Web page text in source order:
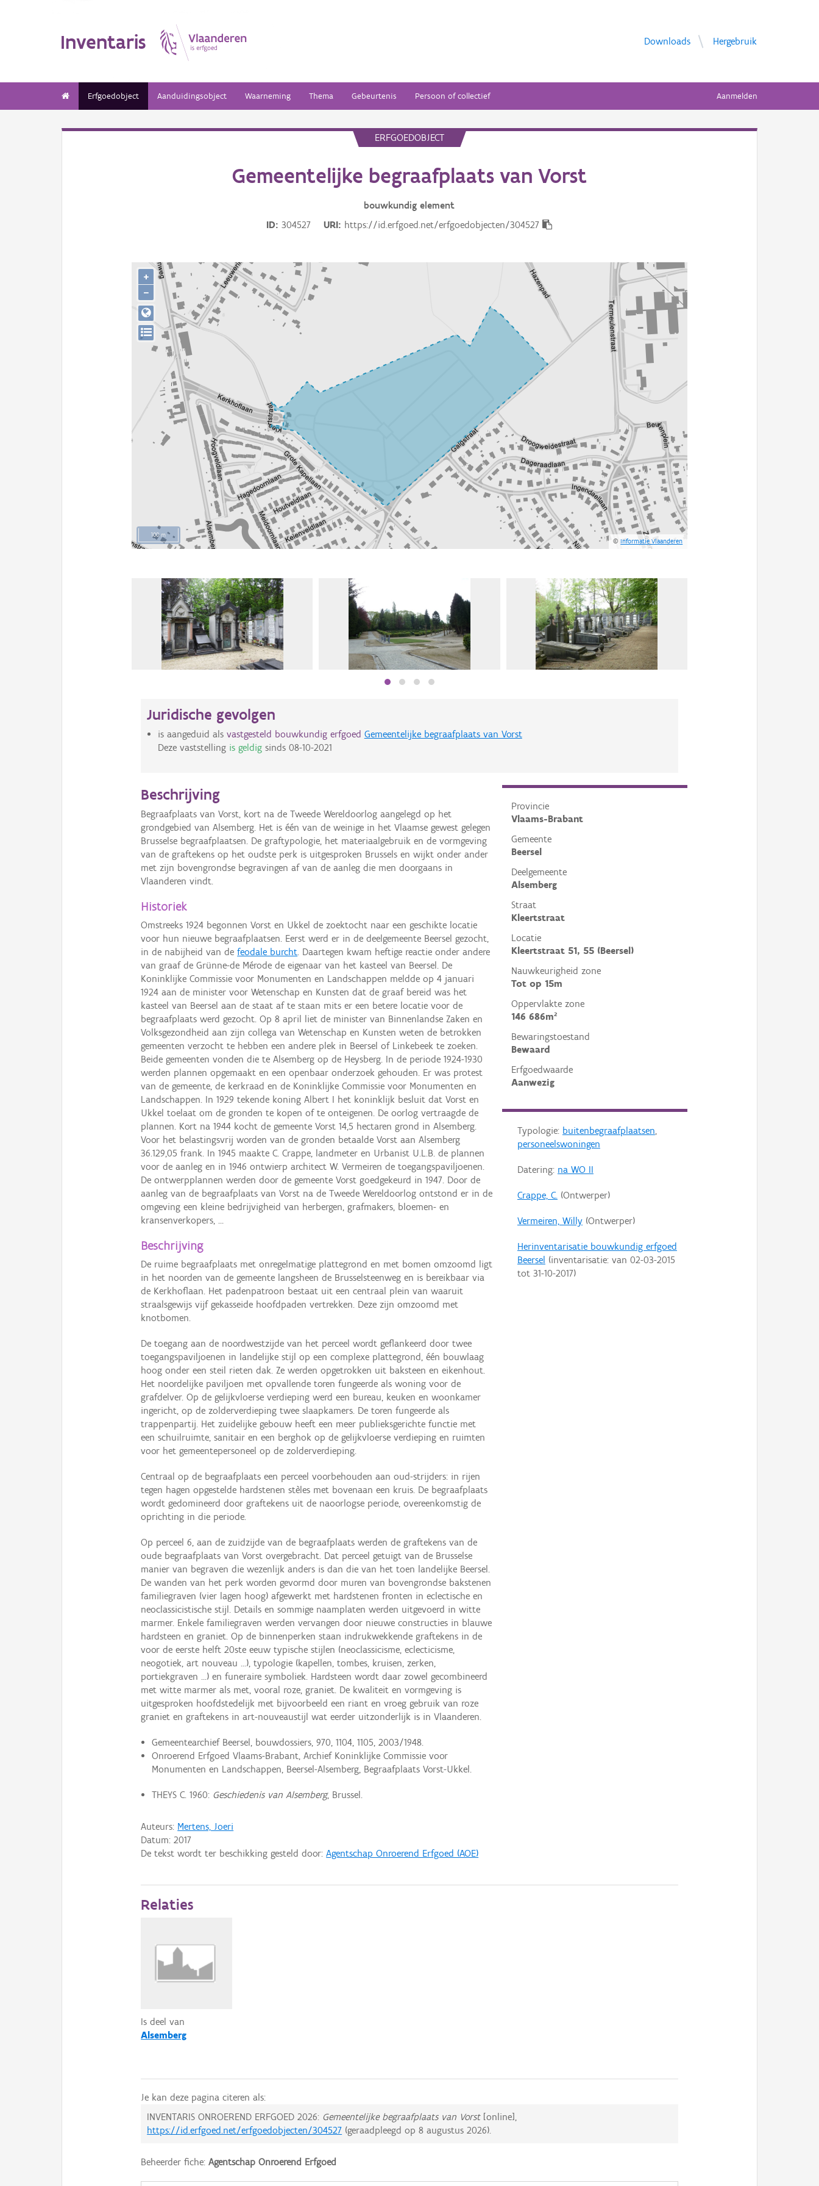
Inventaris Downloads Hergebruik
Erfgoedobject Aanduidingsobject Waarneming Thema Gebeurtenis Persoon of collectief Aanmelden
ERFGOEDOBJECT
Gemeentelijke begraafplaats van Vorst
bouwkundig element
ID
304527 URI https://id.erfgoed.net/erfgoedobjecten/304527
100 m
©Informatie Vlaanderen
+
−
Juridische gevolgen
is aangeduid als vastgesteld bouwkundig erfgoed Gemeentelijke begraafplaats van Vorst
Deze vaststelling is geldigsinds 08-10-2021
Provincie
Vlaams-Brabant
Gemeente
Beersel
Deelgemeente
Alsemberg
Straat
Kleertstraat
Locatie
Kleertstraat 51, 55 (Beersel)
Nauwkeurigheid zone
Tot op 15m
Oppervlakte zone
146 686m²
Bewaringstoestand
Bewaard
Erfgoedwaarde
Aanwezig
Typologie: buitenbegraafplaatsen,
personeelswoningen
Datering: na WO II
Crappe, C.(Ontwerper)
Vermeiren, Willy(Ontwerper)
Herinventarisatie bouwkundig erfgoed
Beersel (inventarisatie: van 02-03-2015
tot 31-10-2017)
Beschrijving
Begraafplaats van Vorst, kort na de Tweede Wereldoorlog aangelegd op het
grondgebied van Alsemberg. Het is één van de weinige in het Vlaamse gewest gelegen
Brusselse begraafplaatsen. De graftypologie, het materiaalgebruik en de vormgeving
van de graftekens op het oudste perk is uitgesproken Brussels en wijkt onder ander
met zijn bovengrondse begravingen af van de aanleg die men doorgaans in
Vlaanderen vindt.
Historiek
Omstreeks 1924 begonnen Vorst en Ukkel de zoektocht naar een geschikte locatie
voor hun nieuwe begraafplaatsen. Eerst werd er in de deelgemeente Beersel gezocht,
in de nabijheid van defeodale burcht. Daartegen kwam heftige reactie onder andere
van graaf de Grünne-de Mérode de eigenaar van het kasteel van Beersel. De
Koninklijke Commissie voor Monumenten en Landschappen meldde op 4 januari
1924 aan de minister voor Wetenschap en Kunsten dat de graaf bereid was het
kasteel van Beersel aan de staat af te staan mits er een betere locatie voor de
begraafplaats werd gezocht. Op 8 april liet de minister van Binnenlandse Zaken en
Volksgezondheid aan zijn collega van Wetenschap en Kunsten weten de betrokken
gemeenten verzocht te hebben een andere plek in Beersel of Linkebeek te zoeken.
Beide gemeenten vonden die te Alsemberg op de Heysberg. In de periode 1924-1930
werden plannen opgemaakt en een openbaar onderzoek gehouden. Er was protest
van de gemeente, de kerkraad en de Koninklijke Commissie voor Monumenten en
Landschappen. In 1929 tekende koning Albert I het koninklijk besluit dat Vorst en
Ukkel toelaat om de gronden te kopen of te onteigenen. De oorlog vertraagde de
plannen. Kort na 1944 kocht de gemeente Vorst 14,5 hectaren grond in Alsemberg.
Voor het belastingsvrij worden van de gronden betaalde Vorst aan Alsemberg
36.129,05 frank. In 1945 maakte C. Crappe, landmeter en Urbanist U.L.B. de plannen
voor de aanleg en in 1946 ontwierp architect W. Vermeiren de toegangspaviljoenen.
De ontwerpplannen werden door de gemeente Vorst goedgekeurd in 1947. Door de
aanleg van de begraafplaats van Vorst na de Tweede Wereldoorlog ontstond er in de
omgeving een kleine bedrijvigheid van herbergen, grafmakers, bloemen- en
kransenverkopers, …
Beschrijving
De ruime begraafplaats met onregelmatige plattegrond en met bomen omzoomd ligt
in het noorden van de gemeente langsheen de Brusselsteenweg en is bereikbaar via
de Kerkhoflaan. Het padenpatroon bestaat uit een centraal plein van waaruit
straalsgewijs vijf gekasseide hoofdpaden vertrekken. Deze zijn omzoomd met
knotbomen.
De toegang aan de noordwestzijde van het perceel wordt geflankeerd door twee
toegangspaviljoenen in landelijke stijl op een complexe plattegrond, één bouwlaag
hoog onder een steil rieten dak. Ze werden opgetrokken uit baksteen en eikenhout.
Het noordelijke paviljoen met opvallende toren fungeerde als woning voor de
grafdelver. Op de gelijkvloerse verdieping werd een bureau, keuken en woonkamer
ingericht, op de zolderverdieping twee slaapkamers. De toren fungeerde als
trappenpartij. Het zuidelijke gebouw heeft een meer publieksgerichte functie met
een schuilruimte, sanitair en een berghok op de gelijkvloerse verdieping en ruimten
voor het gemeentepersoneel op de zolderverdieping.
Centraal op de begraafplaats een perceel voorbehouden aan oud-strijders: in rijen
tegen hagen opgestelde hardstenen stèles met bovenaan een kruis. De begraafplaats
wordt gedomineerd door graftekens uit de naoorlogse periode, overeenkomstig de
oprichting in die periode.
Op perceel 6, aan de zuidzijde van de begraafplaats werden de graftekens van de
oude begraafplaats van Vorst overgebracht. Dat perceel getuigt van de Brusselse
manier van begraven die wezenlijk anders is dan die van het toen landelijke Beersel.
De wanden van het perk worden gevormd door muren van bovengrondse bakstenen
familiegraven (vier lagen hoog) afgewerkt met hardstenen fronten in eclectische en
neoclassicistische stijl. Details en sommige naamplaten werden uitgevoerd in witte
marmer. Enkele familiegraven werden vervangen door nieuwe constructies in blauwe
hardsteen en graniet. Op de binnenperken staan indrukwekkende graftekens in de
voor de eerste helft 20ste eeuw typische stijlen (neoclassicisme, eclecticisme,
neogotiek, art nouveau …), typologie (kapellen, tombes, kruisen, zerken,
portiekgraven …) en funeraire symboliek. Hardsteen wordt daar zowel gecombineerd
met witte marmer als met, vooral roze, graniet. De kwaliteit en vormgeving is
uitgesproken hoofdstedelijk met bijvoorbeeld een riant en vroeg gebruik van roze
graniet en graftekens in art-nouveaustijl wat eerder uitzonderlijk is in Vlaanderen.
Gemeentearchief Beersel, bouwdossiers, 970, 1104, 1105, 2003/1948.
Onroerend Erfgoed Vlaams-Brabant, Archief Koninklijke Commissie voor
Monumenten en Landschappen, Beersel-Alsemberg, Begraafplaats Vorst-Ukkel.
THEYS C. 1960: Geschiedenis van Alsemberg, Brussel.
Auteurs: Mertens, Joeri
Datum:2017
De tekst wordt ter beschikking gesteld door:Agentschap Onroerend Erfgoed (AOE)
Relaties
Is deel van
Alsemberg
Je kan deze pagina citeren als:
INVENTARIS ONROEREND ERFGOED 2026: Gemeentelijke begraafplaats van Vorst[online],
https://id.erfgoed.net/erfgoedobjecten/304527 (geraadpleegd op8 augustus 2026).
Beheerder fiche:Agentschap Onroerend Erfgoed